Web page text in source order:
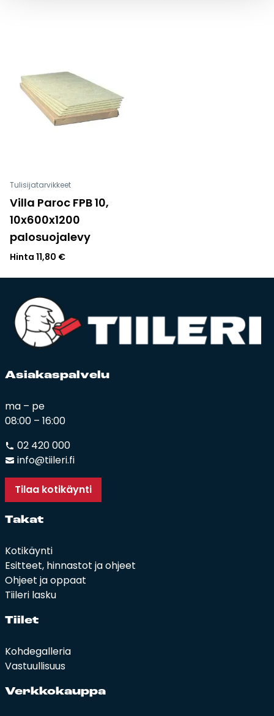
Tulisijatarvikkeet
Villa Paroc FPB 10,
10x600x1200
palosuojalevy
Hinta 11,80 €
Asia­kas­pal­ve­lu
ma – pe
08:00 – 16:00
02 420 000
info@tiileri.fi
Tilaa kotikäynti
Ta­kat
Kotikäynti
Esitteet, hinnastot ja ohjeet
Ohjeet ja oppaat
Tiileri lasku
Tii­let
Kohdegalleria
Vastuullisuus
Verk­ko­kaup­pa